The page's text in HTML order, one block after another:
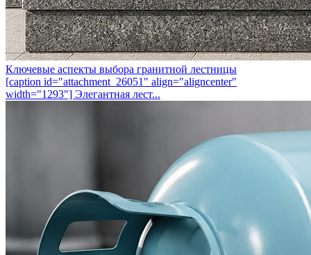
Ключевые аспекты выбора гранитной лестницы
[caption id="attachment_26051" align="aligncenter"
width="1293"] Элегантная лест...